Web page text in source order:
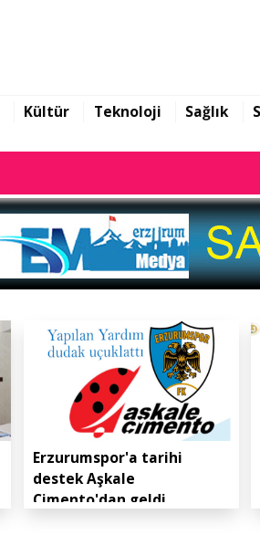
Kültür Teknoloji Sağlık
Erzurumspor'a tarihi
destek Aşkale
Çimento'dan geldi